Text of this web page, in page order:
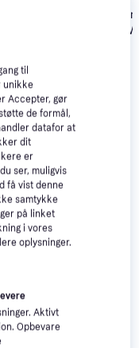
Apple iPad Air
M3, 11-inch,
til
unikke
Accepter, gør
de formål,
datafor at
dit
er
ser, muligvis
få vist denne
samtykke
på linket
i vores
oplysninger.
Aktivt
Opbevare